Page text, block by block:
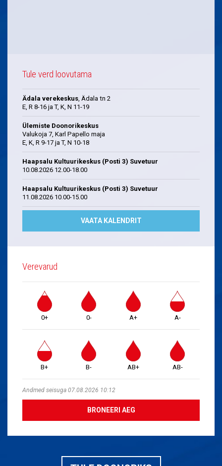
Tule verd loovutama
Ädala verekeskus, Ädala tn 2
E, R 8-16 ja T, K, N 11-19
Ülemiste Doonorikeskus
Valukoja 7, Karl Papello maja
E, K, R 9-17 ja T, N 10-18
Haapsalu Kultuurikeskus (Posti 3) Suvetuur
10.08.2026 12.00-18.00
Haapsalu Kultuurikeskus (Posti 3) Suvetuur
11.08.2026 10.00-15.00
VAATA KALENDRIT
Verevarud
0+ 0- A+ A-
B+ B- AB+ AB-
Andmed seisuga 07.08.2026 10:12
BRONEERI AEG